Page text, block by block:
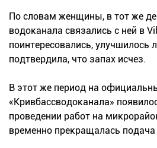
По словам женщины, в тот же
водоканала связались с ней в
поинтересовались, улучшилось
подтвердила, что запах исчез.
В этот же период на
«Кривбассводоканала»
проведении работ на
временно прекращалась